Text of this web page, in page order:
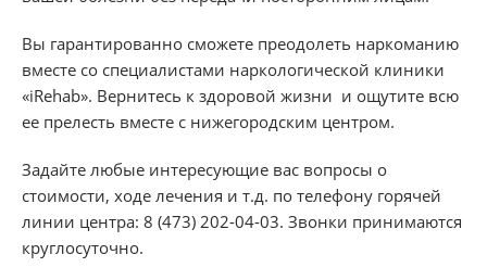
Вы гарантированно сможете преодолеть наркоманию
вместе со специалистами наркологической клиники
«iRehab». Вернитесь к здоровой жизни и ощутите всю
ее прелесть вместе с нижегородским центром.
Задайте любые интересующие вас вопросы о
стоимости, ходе лечения и т.д. по телефону горячей
линии центра: 8 (473) 202-04-03. Звонки принимаются
круглосуточно.